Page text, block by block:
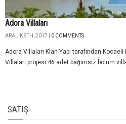
Adora Villaları
ARALIK 9TH, 2017 | 0 COMMENTS
Adora Villaları Klan Yapı tarafından
Villaları projesi 46 adet bağımsız bölüm
SATIŞ